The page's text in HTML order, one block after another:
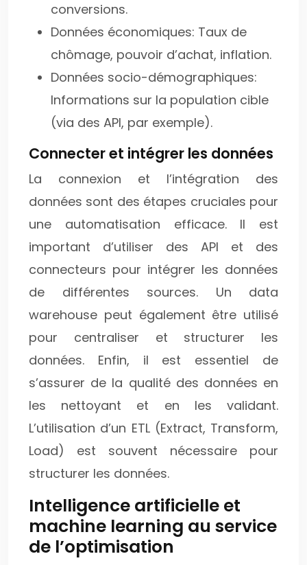
conversions.
Données économiques: Taux de
chômage, pouvoir d’achat, inflation.
Données socio-démographiques:
Informations sur la population cible
(via des API, par exemple).
Connecter et intégrer les données
La connexion et l’intégration des
données sont des étapes cruciales pour
une automatisation efficace. Il est
important d’utiliser des API et des
connecteurs pour intégrer les données
de différentes sources. Un data
warehouse peut également être utilisé
pour centraliser et structurer les
données. Enfin, il est essentiel de
s’assurer de la qualité des données en
les nettoyant et en les validant.
L’utilisation d’un ETL (Extract, Transform,
Load) est souvent nécessaire pour
structurer les données.
Intelligence artificielle et
machine learning au service
de l’optimisation